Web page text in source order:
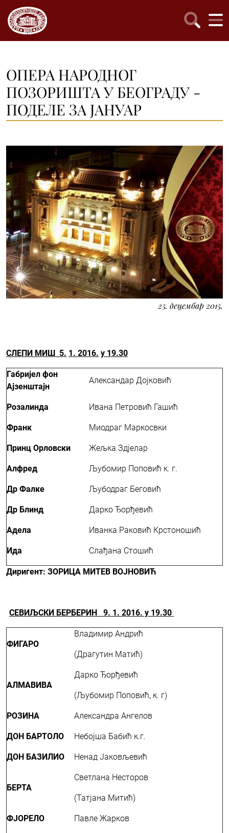
ОПЕРА НАРОДНОГ
ПОЗОРИШТА У БЕОГРАДУ -
ПОДЕЛЕ ЗА ЈАНУАР
25. децембар 2015.
СЛЕПИ МИШ 5. 1. 2016. у 19.30
Габријел фон
Ајзенштајн
Александар Дојковић
Розалинда Ивана Петровић Гашић
Франк Миодраг Маркосвки
Принц Орловски Жељка Здјелар
Алфред Љубомир Поповић к. г.
Др Фалке Љубодраг Беговић
Др Блинд Дарко Ђорђевић
Адела Иванка Раковић Крстоношић
Ида Слађана Стошић
Диригент: ЗОРИЦА МИТЕВ ВОЈНОВИЋ
СЕВИЉСКИ БЕРБЕРИН 9. 1. 2016. у 19.30
ФИГАРО
Владимир Андрић
(Драгутин Матић)
АЛМАВИВА
Дарко Ђорђевић
(Љубомир Поповић, к. г)
РОЗИНА Александра Ангелов
ДОН БАРТОЛО Небојша Бабић к.г.
ДОН БАЗИЛИО Ненад Јаковљевић
БЕРТА
Светлана Несторов
(Татјана Митић)
ФЈОРЕЛО Павле Жарков